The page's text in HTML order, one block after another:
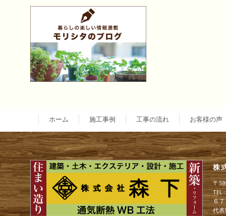
ー
シ
ョ
ン
ホーム 施工事例 工事の流れ お客様の声
株
〒
TEL
６
代